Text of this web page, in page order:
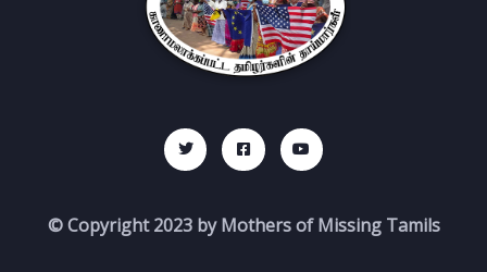
© Copyright 2023 by Mothers of Missing Tamils